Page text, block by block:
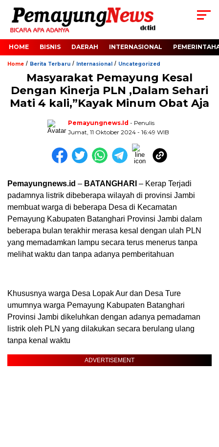
HOME BISNIS DAERAH INTERNASIONAL
Home / Berita Terbaru / Internasional / Uncategorized
Masyarakat Pemayung Kesal
Dengan Kinerja PLN ,Dalam Sehari
Mati 4 kali,”Kayak Minum Obat Aja
Pemayungnews.id - Penulis
Jumat, 11 Oktober 2024 - 16:49 WIB
Pemayungnews.id – BATANGHARI – Kerap Terjadi
padamnya listrik dibeberapa wilayah di provinsi Jambi
membuat warga di beberapa Desa di Kecamatan
Pemayung Kabupaten Batanghari Provinsi Jambi dalam
beberapa bulan terakhir merasa kesal dengan ulah PLN
yang memadamkan lampu secara terus menerus tanpa
melihat waktu dan tanpa adanya pemberitahuan
Khususnya warga Desa Lopak Aur dan Desa Ture
umumnya warga Pemayung Kabupaten Batanghari
Provinsi Jambi dikeluhkan dengan adanya pemadaman
listrik oleh PLN yang dilakukan secara berulang ulang
tanpa kenal waktu
ADVERTISEMENT